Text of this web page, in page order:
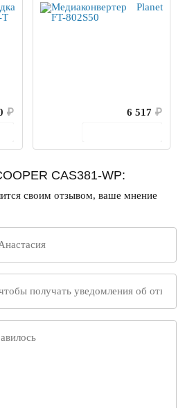
₽
6 517 ₽
CAS381-WP:
своим отзывом, ваше мнение